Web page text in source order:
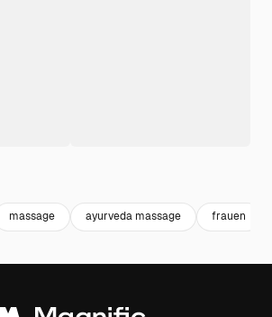
massage ayurveda massage frauen